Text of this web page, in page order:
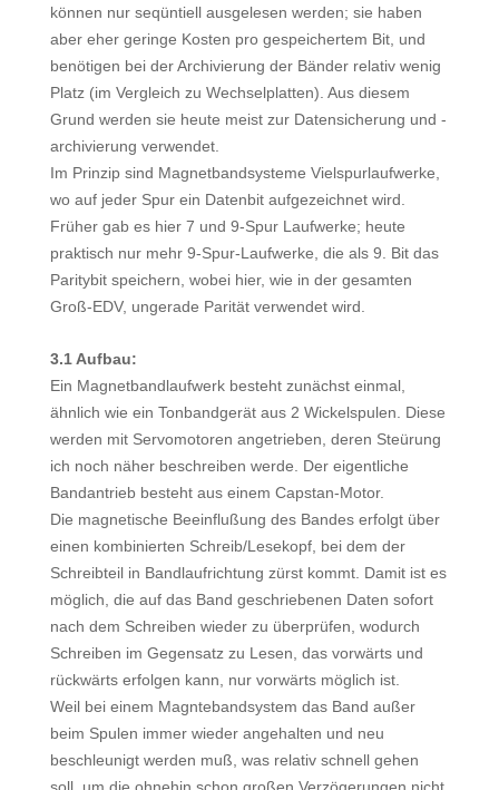
können nur seqüntiell ausgelesen werden; sie haben
aber eher geringe Kosten pro gespeichertem Bit, und
benötigen bei der Archivierung der Bänder relativ wenig
Platz (im Vergleich zu Wechselplatten). Aus diesem
Grund werden sie heute meist zur Datensicherung und -
archivierung verwendet.
Im Prinzip sind Magnetbandsysteme Vielspurlaufwerke,
wo auf jeder Spur ein Datenbit aufgezeichnet wird.
Früher gab es hier 7 und 9-Spur Laufwerke; heute
praktisch nur mehr 9-Spur-Laufwerke, die als 9. Bit das
Paritybit speichern, wobei hier, wie in der gesamten
Groß-EDV, ungerade Parität verwendet wird.
3.1 Aufbau:
Ein Magnetbandlaufwerk besteht zunächst einmal,
ähnlich wie ein Tonbandgerät aus 2 Wickelspulen. Diese
werden mit Servomotoren angetrieben, deren Steürung
ich noch näher beschreiben werde. Der eigentliche
Bandantrieb besteht aus einem Capstan-Motor.
Die magnetische Beeinflußung des Bandes erfolgt über
einen kombinierten Schreib/Lesekopf, bei dem der
Schreibteil in Bandlaufrichtung zürst kommt. Damit ist es
möglich, die auf das Band geschriebenen Daten sofort
nach dem Schreiben wieder zu überprüfen, wodurch
Schreiben im Gegensatz zu Lesen, das vorwärts und
rückwärts erfolgen kann, nur vorwärts möglich ist.
Weil bei einem Magntebandsystem das Band außer
beim Spulen immer wieder angehalten und neu
beschleunigt werden muß, was relativ schnell gehen